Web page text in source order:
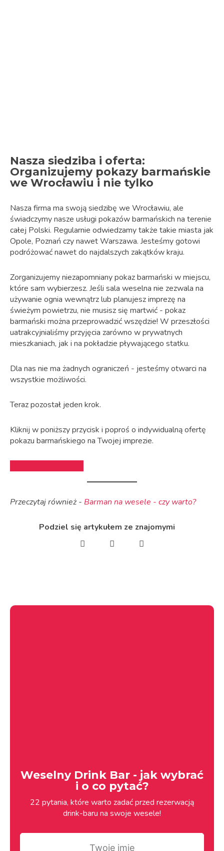
Nasza siedziba i oferta:
Organizujemy pokazy barmańskie
we Wrocławiu i nie tylko
Nasza firma ma swoją siedzibę we Wrocławiu, ale
świadczymy nasze usługi pokazów barmańskich na terenie
całej Polski. Regularnie odwiedzamy także takie miasta jak
Opole, Poznań czy nawet Warszawa. Jesteśmy gotowi
podróżować nawet do najdalszych zakątków kraju.
Zorganizujemy niezapomniany pokaz barmański w miejscu,
które sam wybierzesz. Jeśli sala weselna nie zezwala na
używanie ognia wewnątrz lub planujesz imprezę na
świeżym powietrzu, nie musisz się martwić - pokaz
barmański można przeprowadzić wszędzie! W przeszłości
uatrakcyjnialiśmy przyjęcia zarówno w prywatnych
mieszkaniach, jak i na pokładzie pływającego statku.
Dla nas nie ma żadnych ograniczeń - jesteśmy otwarci na
wszystkie możliwości.
Teraz pozostał jeden krok.
Kliknij w poniższy przycisk i poproś o indywidualną ofertę
pokazu barmańskiego na Twojej imprezie.
Przeczytaj również - Barman na wesele - czy warto?
Podziel się artykułem ze znajomymi
Weselny Drink Bar - jak wybrać
i o co pytać?
22 pytania, które warto zadać przed rezerwacją
drink-baru na swoje wesele!
Twoje